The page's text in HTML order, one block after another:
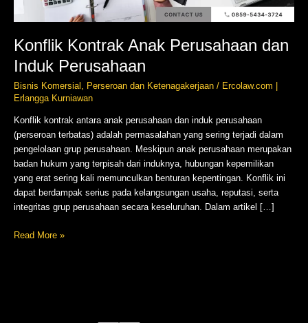
Konflik Kontrak Anak Perusahaan dan
Induk Perusahaan
Bisnis Komersial Perseroan dan Ketenagakerjaan/ Ercolaw.com |
Erlangga Kurniawan
Konflik kontrak antara anak perusahaan dan induk perusahaan
(perseroan terbatas) adalah permasalahan yang sering terjadi dalam
pengelolaan grup perusahaan. Meskipun anak perusahaan merupakan
badan hukum yang terpisah dari induknya, hubungan kepemilikan
yang erat sering kali memunculkan benturan kepentingan. Konflik ini
dapat berdampak serius pada kelangsungan usaha, reputasi, serta
integritas grup perusahaan secara keseluruhan. Dalam artikel […]
Read More »